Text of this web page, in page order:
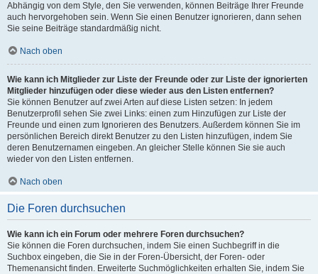
Abhängig von dem Style, den Sie verwenden, können Beiträge Ihrer Freunde
auch hervorgehoben sein. Wenn Sie einen Benutzer ignorieren, dann sehen
Sie seine Beiträge standardmäßig nicht.
Nach oben
Wie kann ich Mitglieder zur Liste der Freunde oder zur Liste der ignorierten
Mitglieder hinzufügen oder diese wieder aus den Listen entfernen?
Sie können Benutzer auf zwei Arten auf diese Listen setzen: In jedem
Benutzerprofil sehen Sie zwei Links: einen zum Hinzufügen zur Liste der
Freunde und einen zum Ignorieren des Benutzers. Außerdem können Sie im
persönlichen Bereich direkt Benutzer zu den Listen hinzufügen, indem Sie
deren Benutzernamen eingeben. An gleicher Stelle können Sie sie auch
wieder von den Listen entfernen.
Nach oben
Die Foren durchsuchen
Wie kann ich ein Forum oder mehrere Foren durchsuchen?
Sie können die Foren durchsuchen, indem Sie einen Suchbegriff in die
Suchbox eingeben, die Sie in der Foren-Übersicht, der Foren- oder
Themenansicht finden. Erweiterte Suchmöglichkeiten erhalten Sie, indem Sie